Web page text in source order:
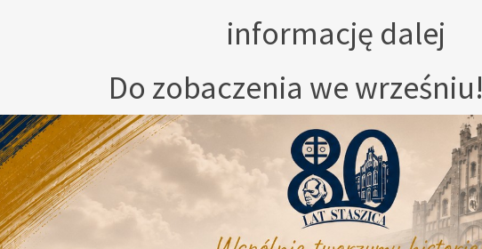
informację dalej
Do zobaczenia we wrześniu!